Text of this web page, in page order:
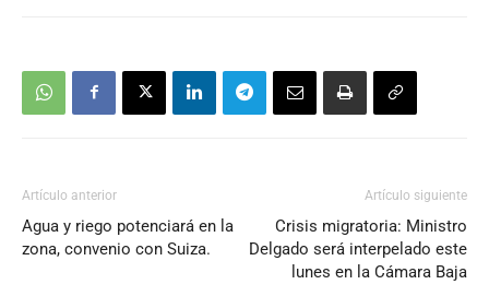
Artículo anterior
Agua y riego potenciará en la
zona, convenio con Suiza.
Artículo siguiente
Crisis migratoria: Ministro
Delgado será interpelado este
lunes en la Cámara Baja